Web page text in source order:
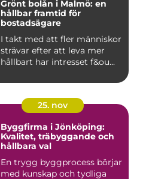
Grönt bolån i Malmö: en
hållbar framtid för
bostadsägare
I takt med att fler människor
strävar efter att leva mer
hållbart har intresset f&ou...
25. nov
Byggfirma i Jönköping:
Kvalitet, träbyggande och
hållbara val
En trygg byggprocess börjar
med kunskap och tydliga